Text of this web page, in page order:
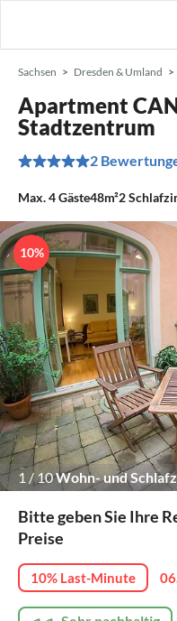
Sachsen Dresden & Umland
Apartment
Stadtzentrum
2
Max.4Gäste48m²2
1 /10Wohn- und
10%
Bitte geben Sie Ihre
Preise
10% Last-Minute